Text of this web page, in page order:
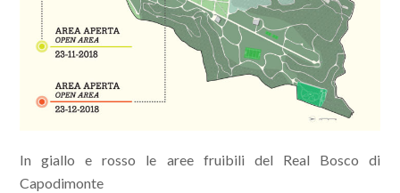
In giallo e rosso le aree fruibili del Real Bosco di
Capodimonte